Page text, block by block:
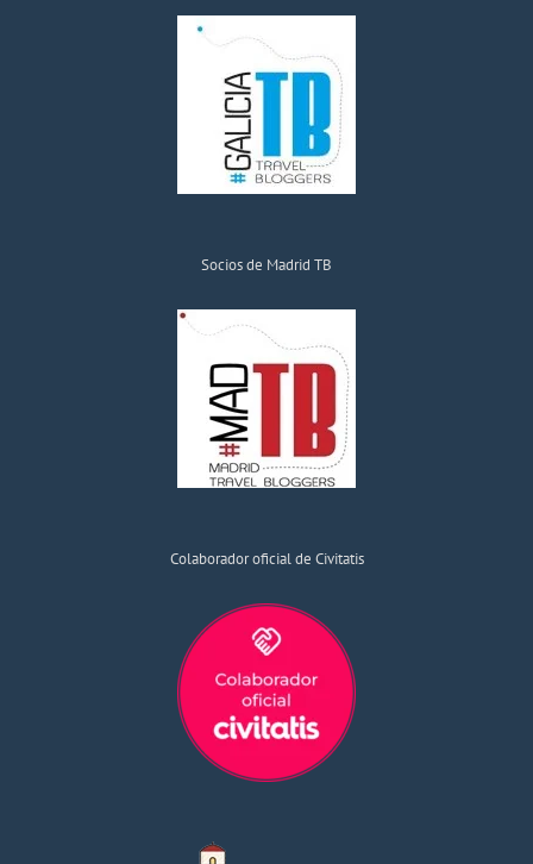
Socios de Madrid TB
Colaborador oficial de Civitatis